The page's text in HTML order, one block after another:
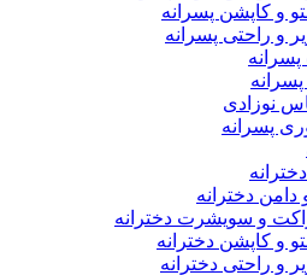
و کاپشن پسرانه
و راحتی پسرانه
نوزادی
پسرانه
دامن دخترانه
ژاکت و سویشرت دخترانه
و کاپشن دخترانه
و راحتی دخترانه